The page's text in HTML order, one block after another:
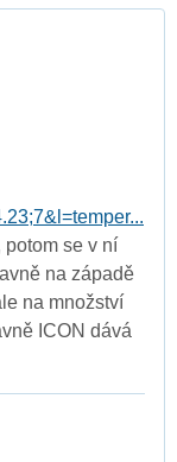
potom se v ní
na západě
na množství
ICON dává